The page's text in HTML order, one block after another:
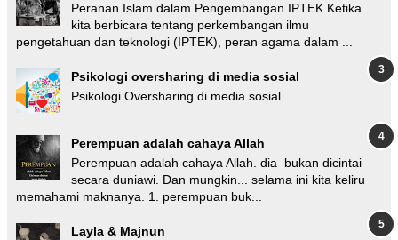
Peranan Islam dalam Pengembangan IPTEK Ketika
kita berbicara tentang perkembangan ilmu
pengetahuan dan teknologi (IPTEK), peran agama dalam ...
Psikologi oversharing di media sosial
Psikologi Oversharing di media sosial
Perempuan adalah cahaya Allah
Perempuan adalah cahaya Allah. dia bukan dicintai
secara duniawi. Dan mungkin... selama ini kita keliru
memahami maknanya. 1. perempuan buk...
Layla & Majnun